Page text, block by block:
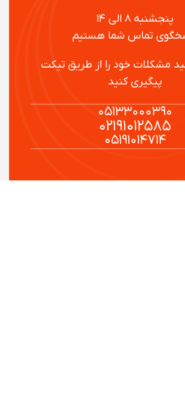
پنجشنبه ۸ الی ۱۴
تماس شما هستیم
مشکلات خود را از طریق تیکت
پیگیری کنید
۰۵۱۳۳۰۰۰۳۹۰
۰۲۱۹۱۰۱۲۵۸۵
۰۵۱۹۱۰۱۴۷۱۴